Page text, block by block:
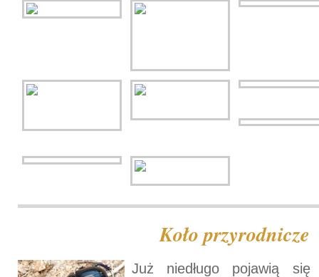
Koło przyrodnicze
Już niedługo pojawią